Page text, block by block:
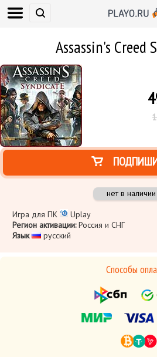
Assassin's Creed
нет в наличии
Игра для ПК
Uplay
Регион активации:Россия и СНГ
Язык
​ русский
Способы